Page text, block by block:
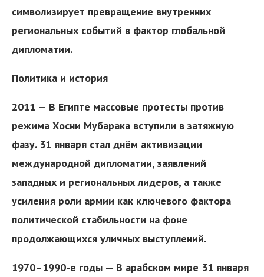
символизирует превращение внутренних
региональных событий в фактор глобальной
дипломатии.
Политика и история
2011 — В Египте массовые протесты против
режима Хосни Мубарака вступили в затяжную
фазу. 31 января стал днём активизации
международной дипломатии, заявлений
западных и региональных лидеров, а также
усиления роли армии как ключевого фактора
политической стабильности на фоне
продолжающихся уличных выступлений.
1970–1990-е годы — В арабском мире 31 января